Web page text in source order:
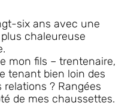
six ans avec une
chaleureuse
mon fils – trentenaire,
tenant bien loin des
relations ? Rangées
de mes chaussettes.